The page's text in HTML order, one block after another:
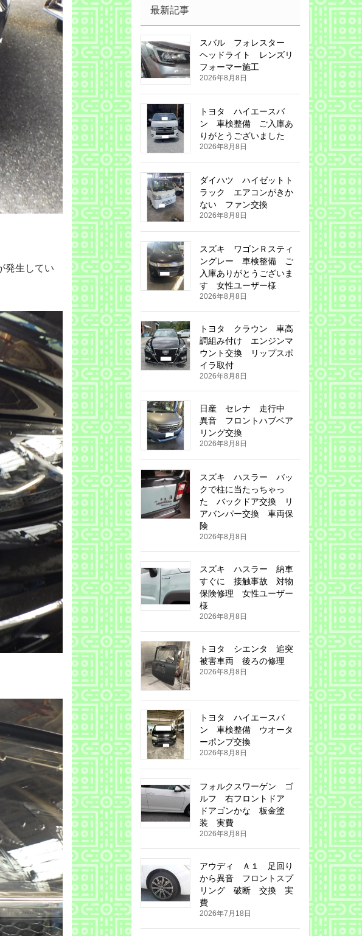
発生してい
最新記事
スバル フォレスター
ヘッドライト レンズリ
フォーマー施工
2026年8月8日
トヨタ ハイエースバ
ン 車検整備 ご入庫あ
りがとうございました
2026年8月8日
ダイハツ ハイゼットト
ラック エアコンがきか
ない ファン交換
2026年8月8日
スズキ ワゴンＲスティ
ングレー 車検整備 ご
入庫ありがとうございま
す 女性ユーザー様
2026年8月8日
トヨタ クラウン 車高
調組み付け エンジンマ
ウント交換 リップスポ
イラ取付
2026年8月8日
日産 セレナ 走行中
異音 フロントハブベア
リング交換
2026年8月8日
スズキ ハスラー バッ
クで柱に当たっちゃっ
た バックドア交換 リ
アバンパー交換 車両保
険
2026年8月8日
スズキ ハスラー 納車
すぐに 接触事故 対物
保険修理 女性ユーザー
様
2026年8月8日
トヨタ シエンタ 追突
被害車両 後ろの修理
2026年8月8日
トヨタ ハイエースバ
ン 車検整備 ウオータ
ーポンプ交換
2026年8月8日
フォルクスワーゲン ゴ
ルフ 右フロントドア
ドアゴンかな 板金塗
装 実費
2026年8月8日
アウディ Ａ１ 足回り
から異音 フロントスプ
リング 破断 交換 実
費
2026年7月18日